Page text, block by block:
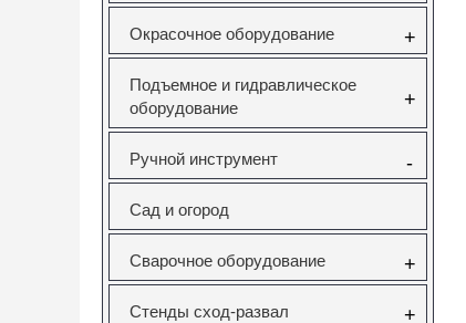
Окрасочное оборудование +
Подъемное и гидравлическое
оборудование
+
Ручной инструмент -
Сад и огород
Сварочное оборудование +
Стенды сход-развал +
M10X1.5 Vertul
VR50727E
VR50727E
снятия и установки
подшипников и
сайлентблоков
F-933T1